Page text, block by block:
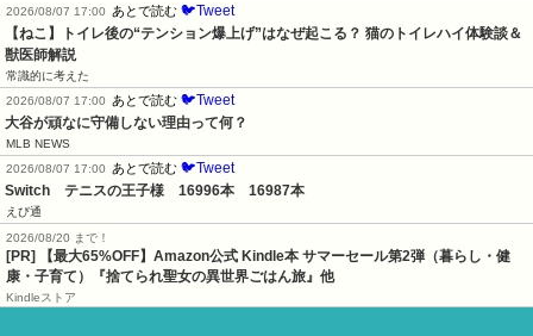
2026/08/07 17:00
あとで読む 🐦Tweet
【ねこ】トイレ後の“テンション爆上げ”はなぜ起こる？ 猫のトイレハイ体験談＆
獣医師解説
常識的に考えた
2026/08/07 17:00
あとで読む 🐦Tweet
大谷が頑なに守備しない理由って何？
MLB NEWS
2026/08/07 17:00
あとで読む 🐦Tweet
Switch　テニスの王子様　16996本　16987本
えび通
2026/08/20 まで！
[PR]
【最大65%OFF】Amazon公式 Kindle本 サマーセール第2弾（暮らし・健
康・子育て）『捨てられ聖女の異世界ごはん旅』他
Kindleストア